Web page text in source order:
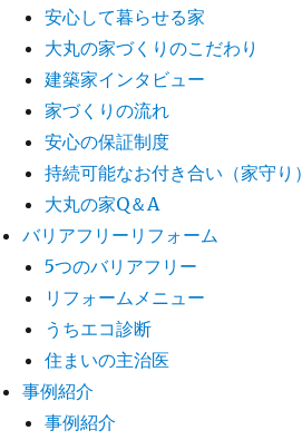
安心して暮らせる家
大丸の家づくりのこだわり
建築家インタビュー
家づくりの流れ
安心の保証制度
持続可能なお付き合い（家守り）
大丸の家Q＆A
バリアフリーリフォーム
5つのバリアフリー
リフォームメニュー
うちエコ診断
住まいの主治医
事例紹介
事例紹介